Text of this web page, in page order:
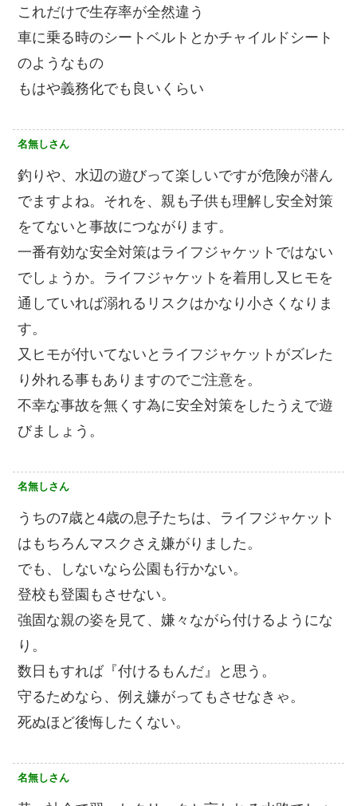
これだけで生存率が全然違う
車に乗る時のシートベルトとかチャイルドシート
のようなもの
もはや義務化でも良いくらい
名無しさん
釣りや、水辺の遊びって楽しいですが危険が潜ん
でますよね。それを、親も子供も理解し安全対策
をてないと事故につながります。
一番有効な安全対策はライフジャケットではない
でしょうか。ライフジャケットを着用し又ヒモを
通していれば溺れるリスクはかなり小さくなりま
す。
又ヒモが付いてないとライフジャケットがズレた
り外れる事もありますのでご注意を。
不幸な事故を無くす為に安全対策をしたうえで遊
びましょう。
名無しさん
うちの7歳と4歳の息子たちは、ライフジャケット
はもちろんマスクさえ嫌がりました。
でも、しないなら公園も行かない。
登校も登園もさせない。
強固な親の姿を見て、嫌々ながら付けるようにな
り。
数日もすれば『付けるもんだ』と思う。
守るためなら、例え嫌がってもさせなきゃ。
死ぬほど後悔したくない。
名無しさん